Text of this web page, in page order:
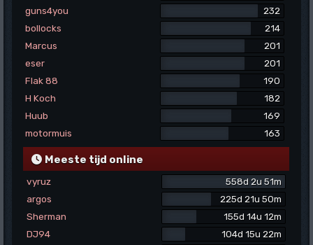
guns4you
232
bollocks
214
Marcus
201
eser
201
Flak 88
190
H Koch
182
Huub
169
motormuis
163
Meeste tijd online
vyruz
558d 2u 51m
argos
225d 21u 50m
Sherman
155d 14u 12m
DJ94
104d 15u 22m